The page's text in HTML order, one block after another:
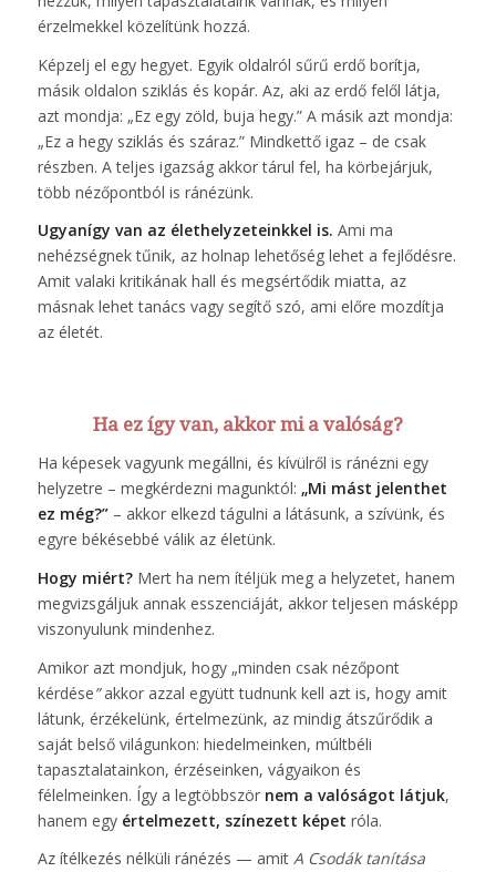
érzelmekkel közelítünk hozzá.
Képzelj el egy hegyet. Egyik oldalról sűrű erdő borítja,
másik oldalon sziklás és kopár. Az, aki az erdő felől látja,
azt mondja: „Ez egy zöld, buja hegy.” A másik azt mondja:
„Ez a hegy sziklás és száraz.” Mindkettő igaz – de csak
részben. A teljes igazság akkor tárul fel, ha körbejárjuk,
több nézőpontból is ránézünk.
Ugyanígy van az élethelyzeteinkkel is. Ami ma
nehézségnek tűnik, az holnap lehetőség lehet a fejlődésre.
Amit valaki kritikának hall és megsértődik miatta, az
másnak lehet tanács vagy segítő szó, ami előre mozdítja
az életét.
Ha ez így van, akkor mi a valóság?
Ha képesek vagyunk megállni, és kívülről is ránézni egy
helyzetre – megkérdezni magunktól: „Mi mást jelenthet
ez még?”– akkor elkezd tágulni a látásunk, a szívünk, és
egyre békésebbé válik az életünk.
Hogy miért?Mert ha nem ítéljük meg a helyzetet, hanem
megvizsgáljuk annak esszenciáját, akkor teljesen másképp
viszonyulunk mindenhez.
Amikor azt mondjuk, hogy „minden csak nézőpont
kérdése”akkor azzal együtt tudnunk kell azt is, hogy amit
látunk, érzékelünk, értelmezünk, az mindig átszűrődik a
saját belső világunkon: hiedelmeinken, múltbéli
tapasztalatainkon, érzéseinken, vágyaikon és
félelmeinken. Így a legtöbbször nem a valóságot látjuk,
hanem egy értelmezett, színezett képet róla.
Az ítélkezés nélküli ránézés — amit A Csodák tanítása